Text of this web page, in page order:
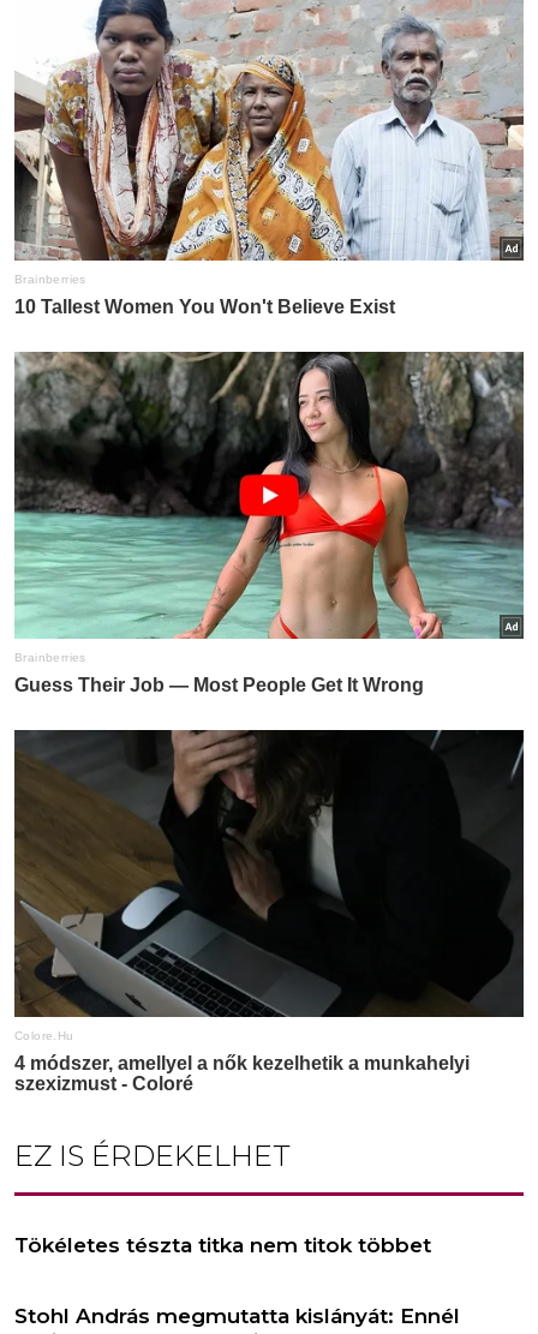
EZ IS ÉRDEKELHET
Tökéletes tészta titka nem titok többet
Stohl András megmutatta kislányát: Ennél